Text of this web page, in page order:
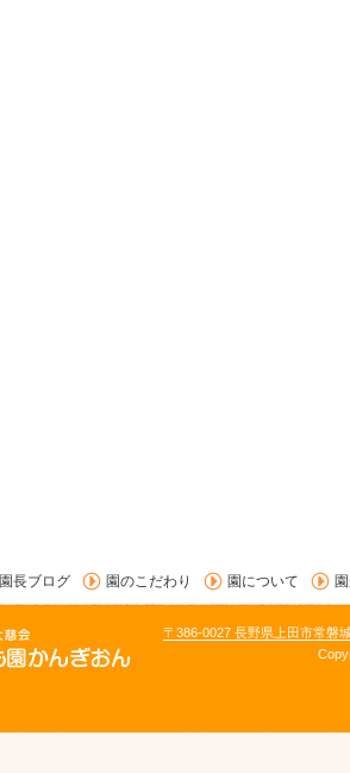
園長ブログ 園のこだわり 園について
〒386-0027 長野県上田市常磐